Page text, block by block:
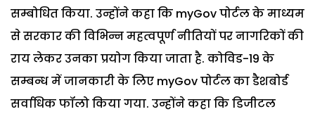
सम्बोधित किया. उन्होंने कहा कि myGov पोर्टल के माध्यम
से सरकार की विभिन्न महत्वपूर्ण नीतियों पर नागरिकों की
राय लेकर उनका प्रयोग किया जाता है. कोविड-19 के
सम्बन्ध में जानकारी के लिए myGov पोर्टल का डैशबोर्ड
सर्वाधिक फॉलो किया गया. उन्होंने कहा कि डिजीटल